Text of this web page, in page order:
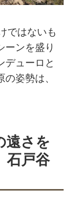
ではないも
ーンを盛り
デューロと
姿勢は、
さを
戸谷